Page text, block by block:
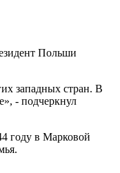
Польши
западных стран. В
- подчеркнул
году в Марковой